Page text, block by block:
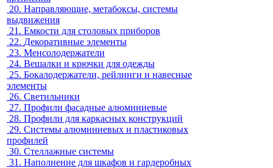
20. Направляющие, метабоксы, системы
выдвижения
21. Емкости для столовых приборов
22. Декоративные элементы
23. Менсолодержатели
24. Вешалки и крючки для одежды
25. Бокалодержатели, рейлинги и навесные
элементы
26. Светильники
27. Профили фасадные алюминиевые
28. Профили для каркасных конструкций
29. Системы алюминиевых и пластиковых
профилей
30. Стеллажные системы
31. Наполнение для шкафов и гардеробных